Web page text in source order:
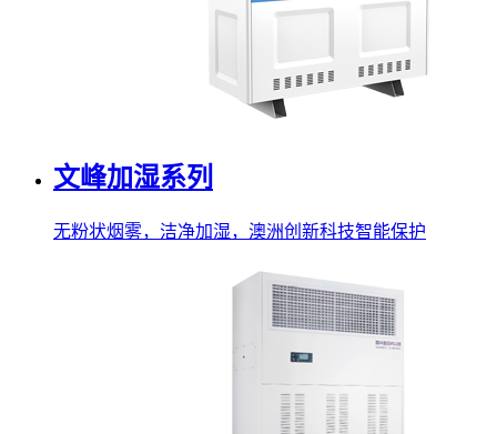
文峰加湿系列
无粉状烟雾，洁净加湿，澳洲创新科技智能保护